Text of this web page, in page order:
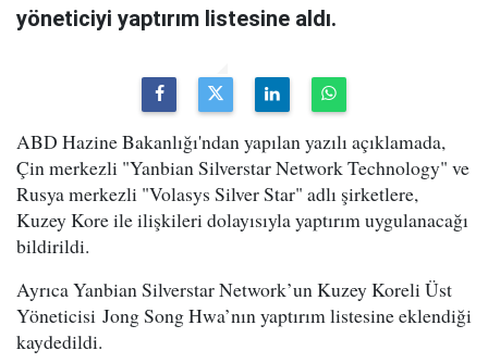
yöneticiyi yaptırım listesine aldı.
ABD Hazine Bakanlığı'ndan yapılan yazılı açıklamada,
Çin merkezli "Yanbian Silverstar Network Technology" ve
Rusya merkezli "Volasys Silver Star" adlı şirketlere,
Kuzey Kore ile ilişkileri dolayısıyla yaptırım uygulanacağı
bildirildi.
Ayrıca Yanbian Silverstar Network’un Kuzey Koreli Üst
Yöneticisi Jong Song Hwa’nın yaptırım listesine eklendiği
kaydedildi.